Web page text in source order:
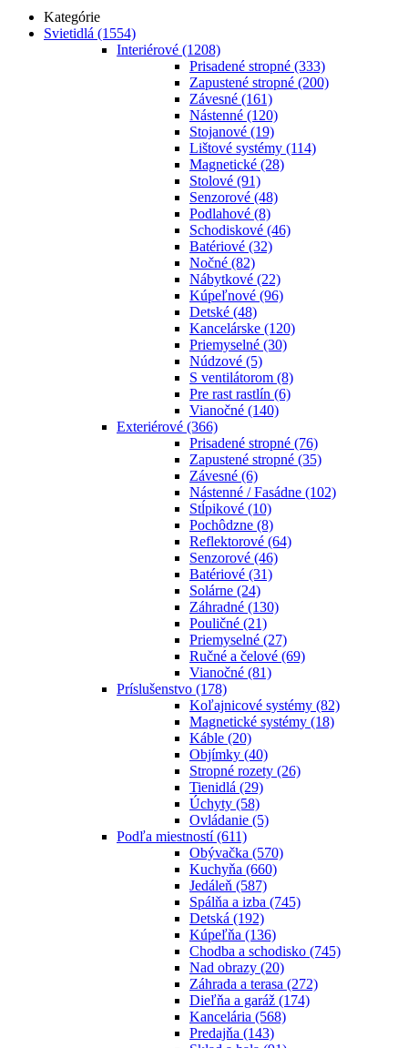
Kategórie
Svietidlá (1554)
Interiérové (1208)
Prisadené stropné (333)
Zapustené stropné (200)
Závesné (161)
Nástenné (120)
Stojanové (19)
Lištové systémy (114)
Magnetické (28)
Stolové (91)
Senzorové (48)
Podlahové (8)
Schodiskové (46)
Batériové (32)
Nočné (82)
Nábytkové (22)
Kúpeľnové (96)
Detské (48)
Kancelárske (120)
Priemyselné (30)
Núdzové (5)
S ventilátorom (8)
Pre rast rastlín (6)
Vianočné (140)
Exteriérové (366)
Prisadené stropné (76)
Zapustené stropné (35)
Závesné (6)
Nástenné / Fasádne (102)
Stĺpikové (10)
Pochôdzne (8)
Reflektorové (64)
Senzorové (46)
Batériové (31)
Solárne (24)
Záhradné (130)
Pouličné (21)
Priemyselné (27)
Ručné a čelové (69)
Vianočné (81)
Príslušenstvo (178)
Koľajnicové systémy (82)
Magnetické systémy (18)
Káble (20)
Objímky (40)
Stropné rozety (26)
Tienidlá (29)
Úchyty (58)
Ovládanie (5)
Podľa miestností(611)
Obývačka (570)
Kuchyňa (660)
Jedáleň (587)
Spálňa a izba (745)
Detská (192)
Kúpeľňa (136)
Chodba a schodisko (745)
Nad obrazy (20)
Záhrada a terasa (272)
Dieľňa a garáž (174)
Kancelária (568)
Predajňa (143)